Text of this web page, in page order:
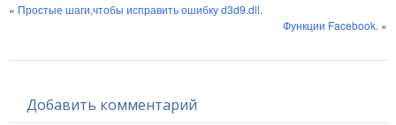
« Простые шаги,чтобы исправить ошибку d3d9.dll.
Функции Facebook. »
Добавить комментарий